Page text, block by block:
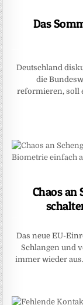
Das
Deutschland
die
reformieren, soll
Chaos an
Das neue EU-
Schlangen und
immer wieder